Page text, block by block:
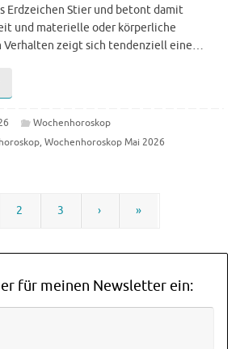
Erdzeichen Stier und betont damit
und materielle oder körperliche
Verhalten zeigt sich tendenziell eine…
Wochenhoroskop
, Wochenhoroskop Mai 2026
2 3 › »
für meinen Newsletter ein: